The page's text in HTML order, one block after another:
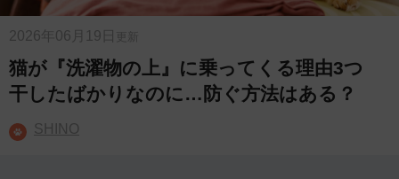
2026年06月19日 更新
猫が『洗濯物の上』に乗ってくる理由3つ
干したばかりなのに…防ぐ方法はある？
SHINO